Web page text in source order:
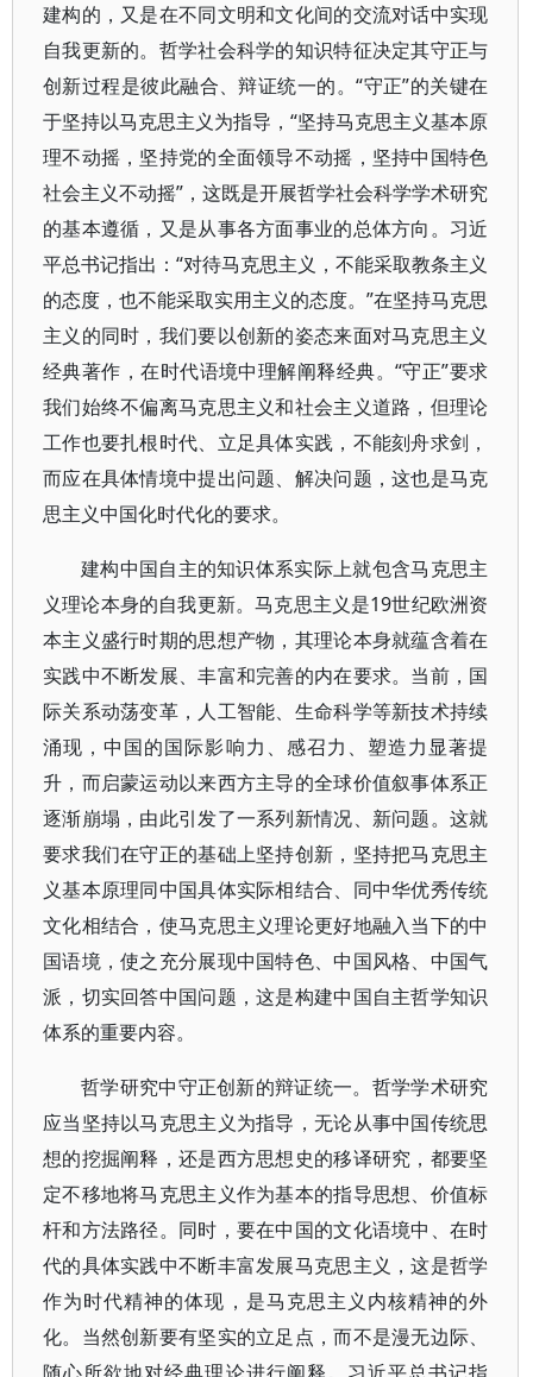
建构的，又是在不同文明和文化间的交流对话中实现
自我更新的。哲学社会科学的知识特征决定其守正与
创新过程是彼此融合、辩证统一的。“守正”的关键在
于坚持以马克思主义为指导，“坚持马克思主义基本原
理不动摇，坚持党的全面领导不动摇，坚持中国特色
社会主义不动摇”，这既是开展哲学社会科学学术研究
的基本遵循，又是从事各方面事业的总体方向。习近
平总书记指出：“对待马克思主义，不能采取教条主义
的态度，也不能采取实用主义的态度。”在坚持马克思
主义的同时，我们要以创新的姿态来面对马克思主义
经典著作，在时代语境中理解阐释经典。“守正”要求
我们始终不偏离马克思主义和社会主义道路，但理论
工作也要扎根时代、立足具体实践，不能刻舟求剑，
而应在具体情境中提出问题、解决问题，这也是马克
思主义中国化时代化的要求。
建构中国自主的知识体系实际上就包含马克思主
义理论本身的自我更新。马克思主义是19世纪欧洲资
本主义盛行时期的思想产物，其理论本身就蕴含着在
实践中不断发展、丰富和完善的内在要求。当前，国
际关系动荡变革，人工智能、生命科学等新技术持续
涌现，中国的国际影响力、感召力、塑造力显著提
升，而启蒙运动以来西方主导的全球价值叙事体系正
逐渐崩塌，由此引发了一系列新情况、新问题。这就
要求我们在守正的基础上坚持创新，坚持把马克思主
义基本原理同中国具体实际相结合、同中华优秀传统
文化相结合，使马克思主义理论更好地融入当下的中
国语境，使之充分展现中国特色、中国风格、中国气
派，切实回答中国问题，这是构建中国自主哲学知识
体系的重要内容。
哲学研究中守正创新的辩证统一。哲学学术研究
应当坚持以马克思主义为指导，无论从事中国传统思
想的挖掘阐释，还是西方思想史的移译研究，都要坚
定不移地将马克思主义作为基本的指导思想、价值标
杆和方法路径。同时，要在中国的文化语境中、在时
代的具体实践中不断丰富发展马克思主义，这是哲学
作为时代精神的体现，是马克思主义内核精神的外
化。当然创新要有坚实的立足点，而不是漫无边际、